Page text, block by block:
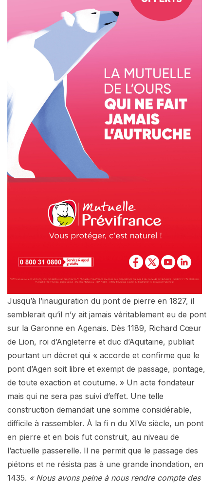
Jusqu’à l’inauguration du pont de pierre en 1827, il
semblerait qu’il n’y ait jamais véritablement eu de pont
sur la Garonne en Agenais. Dès 1189, Richard Cœur
de Lion, roi d’Angleterre et duc d’Aquitaine, publiait
pourtant un décret qui « accorde et confirme que le
pont d’Agen soit libre et exempt de passage, pontage,
de toute exaction et coutume. » Un acte fondateur
mais qui ne sera pas suivi d’effet. Une telle
construction demandait une somme considérable,
difficile à rassembler. À la fi n du XIVe siècle, un pont
en pierre et en bois fut construit, au niveau de
l’actuelle passerelle. Il ne permit que le passage des
piétons et ne résista pas à une grande inondation, en
1435. « Nous avons peine à nous rendre compte des